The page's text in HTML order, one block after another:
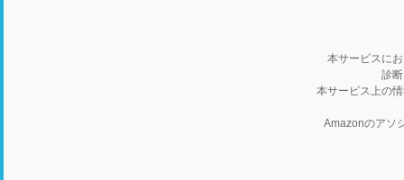
本サービスに
診
本サービス上の
Amazonのアソ